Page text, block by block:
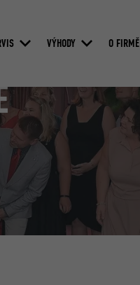
VÝHODY O FIRMĚ